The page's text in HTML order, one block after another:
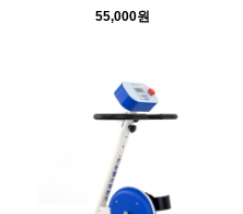
55,000원